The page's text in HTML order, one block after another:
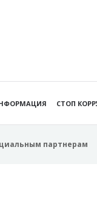
СТОП
партнерам